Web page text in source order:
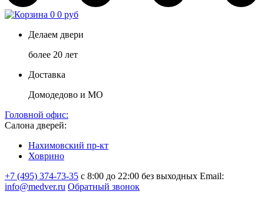
0 0 руб
Делаем двери
более 20 лет
Доставка
Домодедово и МО
Головной офис:
Салона дверей:
Нахимовский пр-кт
Ховрино
+7 (495) 374-73-35 с 8:00 до 22:00 без выходных Email:
info@medver.ru Обратный звонок